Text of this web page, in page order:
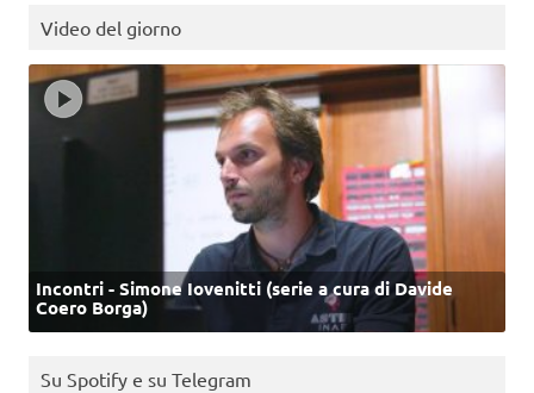
Video del giorno
Incontri - Simone Iovenitti (serie a cura di Davide
Coero Borga)
Su Spotify e su Telegram